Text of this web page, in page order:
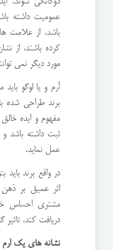
عمومیت داشته
باشد، از علامت
کرده باشند، از
مورد دیگر نمی
آرم و یا لوگو
برند طراحی شده
مفهوم و ایده
ثبت داشته باشد و
عمل نماید.
در واقع برند باید
اثر عمیق بر
مشتری احساس
دریافت کند، تاثیر
نشانه های یک